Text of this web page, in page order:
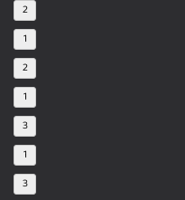
2
1
2
1
3
1
3